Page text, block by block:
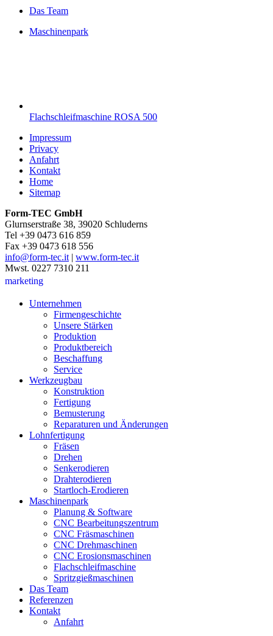
Das Team
Maschinenpark
Flachschleifmaschine ROSA 500
Impressum
Privacy
Anfahrt
Kontakt
Home
Sitemap
Form-TEC GmbH
Glurnserstraße 38, 39020 Schluderns
Tel +39 0473 616 859
Fax +39 0473 618 556
info@form-tec.it| www.form-tec.it
Mwst. 0227 7310 211
marketing
Unternehmen
Firmengeschichte
Unsere Stärken
Produktion
Produktbereich
Beschaffung
Service
Werkzeugbau
Konstruktion
Fertigung
Bemusterung
Reparaturen und Änderungen
Lohnfertigung
Fräsen
Drehen
Senkerodieren
Drahterodieren
Startloch-Erodieren
Maschinenpark
Planung & Software
CNC Bearbeitungszentrum
CNC Fräsmaschinen
CNC Drehmaschinen
CNC Erosionsmaschinen
Flachschleifmaschine
Spritzgießmaschinen
Das Team
Referenzen
Kontakt
Anfahrt